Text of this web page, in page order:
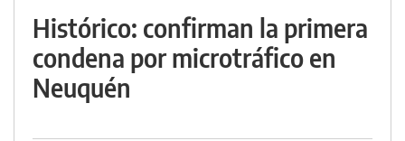
Histórico: confirman la primera
condena por microtráfico en
Neuquén